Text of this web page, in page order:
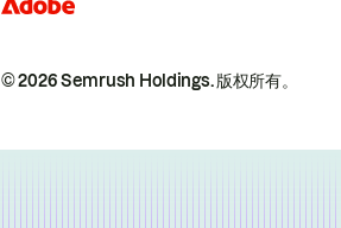
© 2026 Semrush Holdings.版权所有。